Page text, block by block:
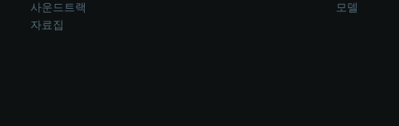
사운드트랙
자료집
모델